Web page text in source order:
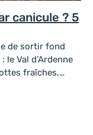
canicule ? 5
de sortir fond
le Val d’Ardenne
fraîches,
sans
estival,...